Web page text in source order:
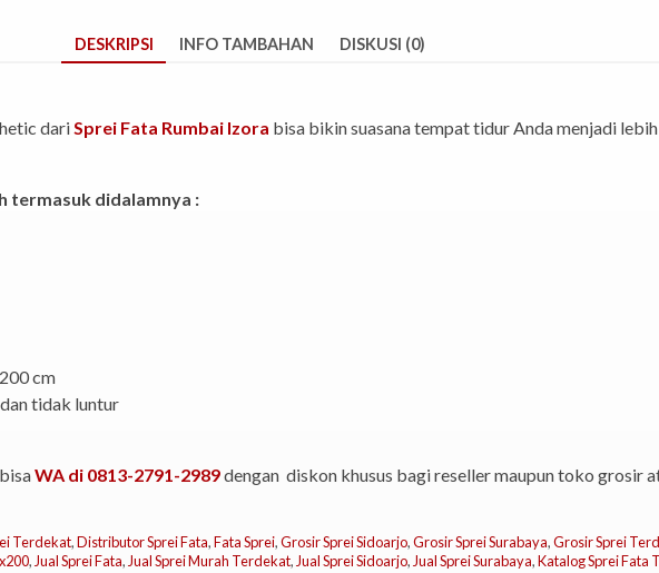
DESKRIPSI INFO TAMBAHAN DISKUSI (0)
dariSprei Fata Rumbai Izora bisa bikin suasana tempat tidur Anda menjadi
termasuk didalamnya :
cm
tidak luntur
WA di 0813-2791-2989dengan diskon khusus bagi reseller maupun toko grosir
Terdekat,Distributor Sprei Fata,Fata Sprei,Grosir Sprei Sidoarjo,Grosir Sprei Surabaya,Grosir Sprei
, Jual Sprei Fata, Jual Sprei Murah Terdekat, Jual Sprei Sidoarjo, Jual Sprei Surabaya,Katalog Sprei Fata